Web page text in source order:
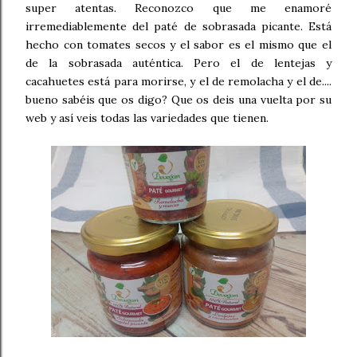
super atentas. Reconozco que me enamoré
irremediablemente del paté de sobrasada picante. Está
hecho con tomates secos y el sabor es el mismo que el
de la sobrasada auténtica. Pero el de lentejas y
cacahuetes está para morirse, y el de remolacha y el de....
bueno sabéis que os digo? Que os deis una vuelta por su
web y así veis todas las variedades que tienen.